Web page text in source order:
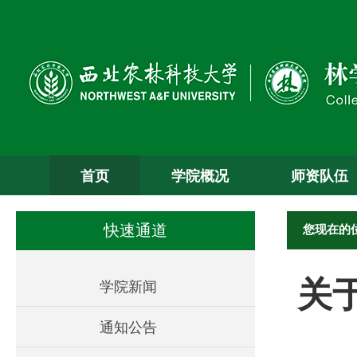
首页 学院概况 师资队伍
快速通道
学院新闻
通知公告
您现在的
关